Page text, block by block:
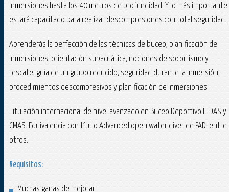
inmersiones hasta los 40 metros de profundidad. Y lo más importante
estará capacitado para realizar descompresiones con total seguridad.
Aprenderás la perfección de las técnicas de buceo, planificación de
inmersiones, orientación subacuática, nociones de socorrismo y
rescate, guía de un grupo reducido, seguridad durante la inmersión,
procedimientos descompresivos y planificación de inmersiones.
Titulación internacional de nivel avanzado en Buceo Deportivo FEDAS y
CMAS. Equivalencia con título Advanced open water diver de PADI entre
otros.
Requisitos:
Muchas ganas de mejorar.